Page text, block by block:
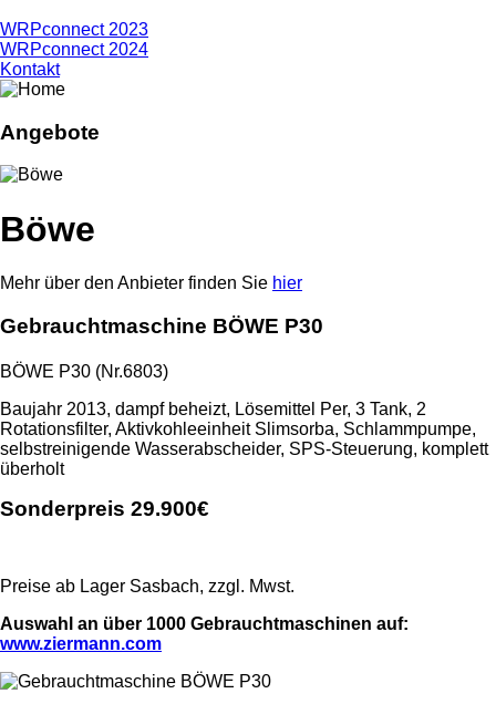
WRPconnect 2023
WRPconnect 2024
Kontakt
Angebote
Böwe
Mehr über den Anbieter finden Sie hier
Gebrauchtmaschine BÖWE P30
BÖWE P30 (Nr.6803)
Baujahr 2013, dampf beheizt, Lösemittel Per, 3 Tank, 2
Rotationsfilter, Aktivkohleeinheit Slimsorba, Schlammpumpe,
selbstreinigende Wasserabscheider, SPS-Steuerung, komplett
überholt
Sonderpreis 29.900€
Preise ab Lager Sasbach, zzgl. Mwst.
Auswahl an über 1000 Gebrauchtmaschinen auf:
www.ziermann.com